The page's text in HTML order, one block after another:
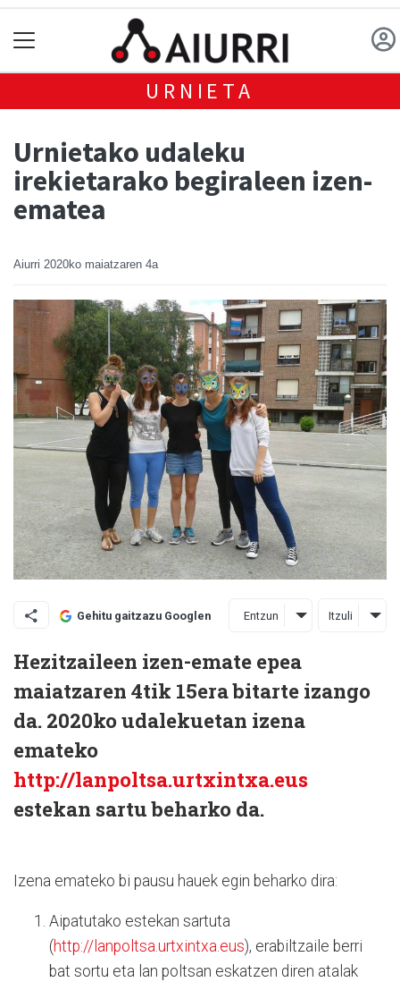
URNIETA
Urnietako udaleku
irekietarako begiraleen izen-
ematea
Aiurri 2020ko maiatzaren 4a
Gehitu gaitzazu Googlen Entzun Itzuli
Hezitzaileen izen-emate epea
maiatzaren 4tik 15era bitarte izango
da. 2020ko udalekuetan izena
emateko
http://lanpoltsa.urtxintxa.eus
estekan sartu beharko da.
Izena emateko bi pausu hauek egin beharko dira:
Aipatutako estekan sartuta
(http://lanpoltsa.urtxintxa.eus), erabiltzaile berri
bat sortu eta lan poltsan eskatzen diren atalak